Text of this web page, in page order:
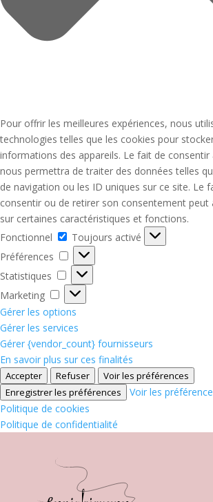
Pour offrir les meilleures expériences, nous
technologies telles que les cookies pour
informations des appareils. Le fait de consentir
nous permettra de traiter des données telles
de navigation ou les ID uniques sur ce site. Le
consentir ou de retirer son consentement
sur certaines caractéristiques et fonctions.
Fonctionnel
Fonctionnel
Toujours activé
Préférences
Préférences
Statistiques
Statistiques
Marketing
Marketing
Gérer les options
Gérer les services
Gérer {vendor_count} fournisseurs
En savoir plus sur ces finalités
Accepter Refuser
Voir les préférences
Enregistrer les préférences
Voir les
Politique de cookies
Politique de confidentialité